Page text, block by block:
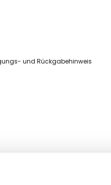
und Rückgabehinweis